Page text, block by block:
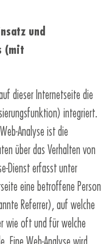
und
(mit
dieser Internetseite die
integriert.
Analyse ist die
über das Verhalten von
Dienst erfasst unter
eine betroffene Person
Referrer), auf welche
wie oft und für welche